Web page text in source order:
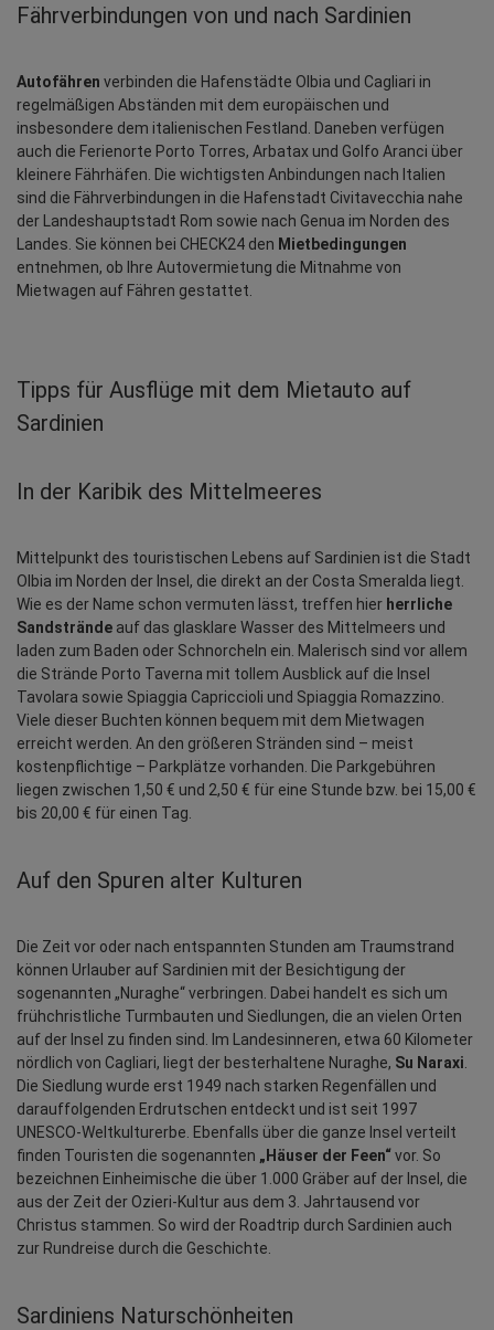
Fährverbindungen von und nach Sardinien
Autofähren verbinden die Hafenstädte Olbia und Cagliari in
regelmäßigen Abständen mit dem europäischen und
insbesondere dem italienischen Festland. Daneben verfügen
auch die Ferienorte Porto Torres, Arbatax und Golfo Aranci über
kleinere Fährhäfen. Die wichtigsten Anbindungen nach Italien
sind die Fährverbindungen in die Hafenstadt Civitavecchia nahe
der Landeshauptstadt Rom sowie nach Genua im Norden des
Landes. Sie können bei CHECK24 den Mietbedingungen
entnehmen, ob Ihre Autovermietung die Mitnahme von
Mietwagen auf Fähren gestattet.
Tipps für Ausflüge mit dem Mietauto auf
Sardinien
In der Karibik des Mittelmeeres
Mittelpunkt des touristischen Lebens auf Sardinien ist die Stadt
Olbia im Norden der Insel, die direkt an der Costa Smeralda liegt.
Wie es der Name schon vermuten lässt, treffen hier herrliche
Sandstrände auf das glasklare Wasser des Mittelmeers und
laden zum Baden oder Schnorcheln ein. Malerisch sind vor allem
die Strände Porto Taverna mit tollem Ausblick auf die Insel
Tavolara sowie Spiaggia Capriccioli und Spiaggia Romazzino.
Viele dieser Buchten können bequem mit dem Mietwagen
erreicht werden. An den größeren Stränden sind – meist
kostenpflichtige – Parkplätze vorhanden. Die Parkgebühren
liegen zwischen 1,50 € und 2,50 € für eine Stunde bzw. bei 15,00 €
bis 20,00 € für einen Tag.
Auf den Spuren alter Kulturen
Die Zeit vor oder nach entspannten Stunden am Traumstrand
können Urlauber auf Sardinien mit der Besichtigung der
sogenannten „Nuraghe“ verbringen. Dabei handelt es sich um
frühchristliche Turmbauten und Siedlungen, die an vielen Orten
auf der Insel zu finden sind. Im Landesinneren, etwa 60 Kilometer
nördlich von Cagliari, liegt der besterhaltene Nuraghe, Su Naraxi
Die Siedlung wurde erst 1949 nach starken Regenfällen und
darauffolgenden Erdrutschen entdeckt und ist seit 1997
UNESCO-Weltkulturerbe. Ebenfalls über die ganze Insel verteilt
finden Touristen die sogenannten „Häuser der Feen“ vor. So
bezeichnen Einheimische die über 1.000 Gräber auf der Insel, die
aus der Zeit der Ozieri-Kultur aus dem 3. Jahrtausend vor
Christus stammen. So wird der Roadtrip durch Sardinien auch
zur Rundreise durch die Geschichte.
Sardiniens Naturschönheiten